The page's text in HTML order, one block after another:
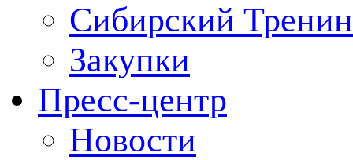
Сибирский
Закупки
Пресс-центр
Новости